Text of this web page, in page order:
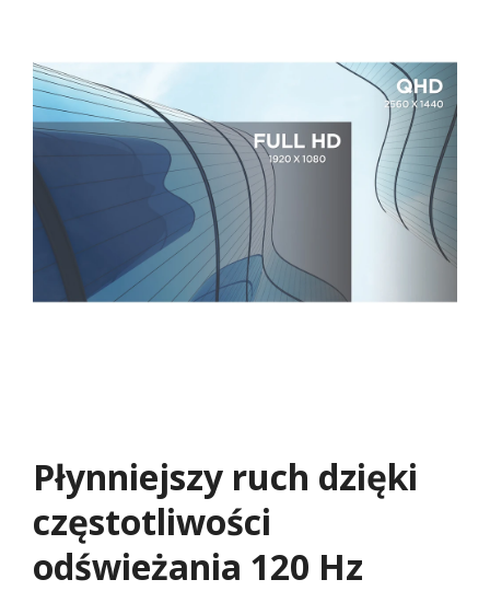
Płynniejszy ruch dzięki
częstotliwości
odświeżania 120 Hz​